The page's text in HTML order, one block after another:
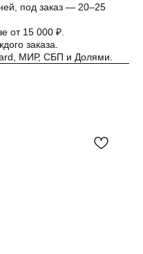
под заказ — 20–25
от 15 000 ₽.
заказа.
МИР, СБП и Долями.